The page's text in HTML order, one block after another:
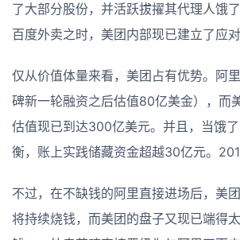
了大部分股份，并活跃拔擢其代理人饿
百度外卖之时，美团内部现已建立了应
仅从价值体量来看，美团占有优势。阿
碑新一轮融资之后估值80亿美金），而
估值现已到达300亿美元。并且，当饿
衡，账上实践储藏资金超越30亿元。
不过，在不缺钱的阿里直接进场后，美
将持续烧钱，而美团的盘子又现已端得